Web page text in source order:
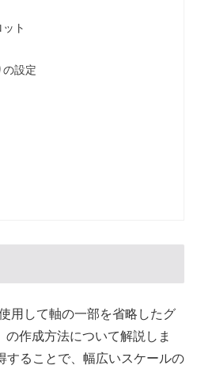
ト
の設定
用して軸の一部を省略したグ
作成方法について解説しま
することで、幅広いスケールの